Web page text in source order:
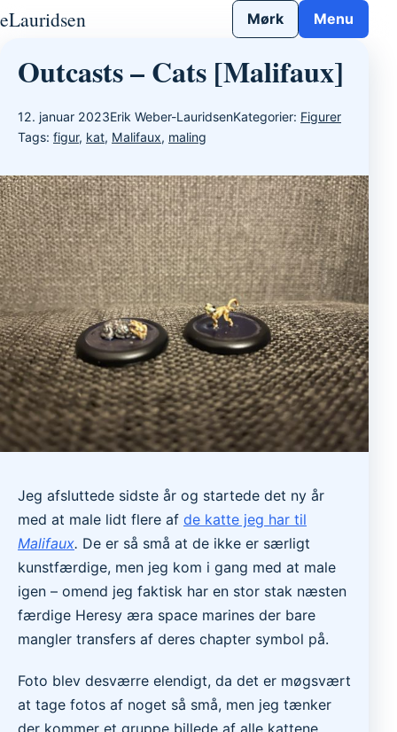
Gå til indhold
eLauridsen Mørk Menu
Outcasts – Cats [Malifaux]
12. januar 2023Erik Weber-LauridsenKategorier: Figurer
Tags: figur, kat, Malifaux, maling
Jeg afsluttede sidste år og startede det ny år
med at male lidt flere af de katte jeg har til
Malifaux. De er så små at de ikke er særligt
kunstfærdige, men jeg kom i gang med at male
igen – omend jeg faktisk har en stor stak næsten
færdige Heresy æra space marines der bare
mangler transfers af deres chapter symbol på.
Foto blev desværre elendigt, da det er møgsvært
at tage fotos af noget så små, men jeg tænker
der kommer et gruppe billede af alle kattene